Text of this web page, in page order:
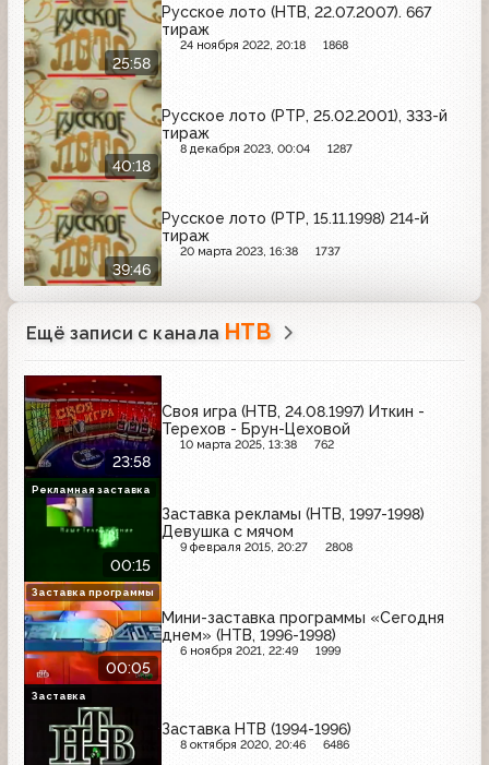
25:58
Русское лото (НТВ, 22.07.2007). 667
тираж
24 ноября 2022, 20:18 1868
40:18
Русское лото (РТР, 25.02.2001), 333-й
тираж
8 декабря 2023, 00:04 1287
39:46
Русское лото (РТР, 15.11.1998) 214-й
тираж
20 марта 2023, 16:38 1737
Ещё записи с канала НТВ
23:58
Своя игра (НТВ, 24.08.1997) Иткин -
Терехов - Брун-Цеховой
10 марта 2025, 13:38 762
00:15
Заставка рекламы (НТВ, 1997-1998)
Девушка с мячом
9 февраля 2015, 20:27 2808
Рекламная заставка
00:05
Мини-заставка программы «Сегодня
днем» (НТВ, 1996-1998)
6 ноября 2021, 22:49 1999
Заставка программы
Заставка НТВ (1994-1996)
8 октября 2020, 20:46 6486
Заставка